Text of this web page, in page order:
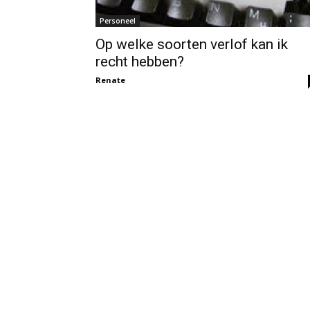
Personeel
Op welke soorten verlof kan ik
recht hebben?
Renate